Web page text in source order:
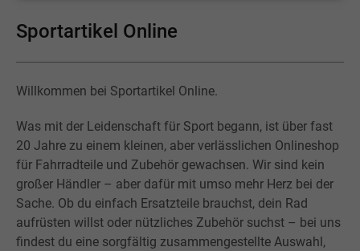
Sportartikel Online
Willkommen bei Sportartikel Online.
Was mit der Leidenschaft für Sport begann, ist über fast
20 Jahre zu einem kleinen, aber verlässlichen Onlineshop
für Fahrradteile und Zubehör gewachsen. Wir sind kein
großer Händler – aber dafür mit umso mehr Herz bei der
Sache. Ob du einfach Ersatzteile brauchst, dein Rad
aufrüsten willst oder nützliches Zubehör suchst – bei uns
findest du eine sorgfältig zusammengestellte Auswahl,